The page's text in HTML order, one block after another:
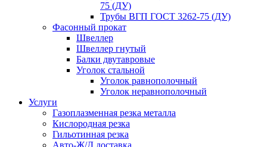
75 (ДУ)
Трубы ВГП ГОСТ 3262-75 (ДУ)
Фасонный прокат
Швеллер
Швеллер гнутый
Балки двутавровые
Уголок стальной
Уголок равнополочный
Уголок неравнополочный
Услуги
Газоплазменная резка металла
Кислородная резка
Гильотинная резка
Авто-Ж/Д доставка